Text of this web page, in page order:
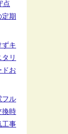
点
定期
ずキ
リ
ドお
フル
換時
工事